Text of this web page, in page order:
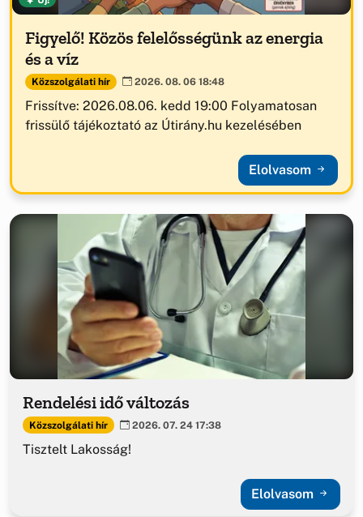
Figyelő! Közös felelősségünk az energia
és a víz
Közszolgálati hír 2026. 08. 06 18:48
Frissítve: 2026.08.06. kedd 19:00 Folyamatosan
frissülő tájékoztató az Útirány.hu kezelésében
Elolvasom
Rendelési idő változás
Közszolgálati hír 2026. 07. 24 17:38
Tisztelt Lakosság!
Elolvasom